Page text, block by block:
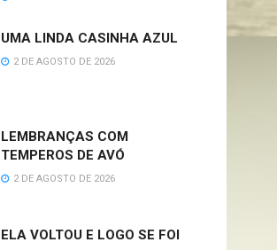
UMA LINDA CASINHA AZUL
2 DE AGOSTO DE 2026
LEMBRANÇAS COM
TEMPEROS DE AVÓ
2 DE AGOSTO DE 2026
ELA VOLTOU E LOGO SE FOI